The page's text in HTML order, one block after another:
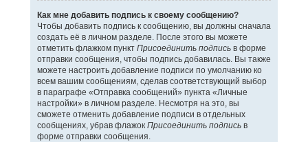
Как мне добавить подпись к своему сообщению?
Чтобы добавить подпись к сообщению, вы должны сначала
создать её в личном разделе. После этого вы можете
отметить флажком пункт Присоединить подписьв форме
отправки сообщения, чтобы подпись добавилась. Вы также
можете настроить добавление подписи по умолчанию ко
всем вашим сообщениям, сделав соответствующий выбор
в параграфе «Отправка сообщений» пункта «Личные
настройки» в личном разделе. Несмотря на это, вы
сможете отменить добавление подписи в отдельных
сообщениях, убрав флажок Присоединить подписьв
форме отправки сообщения.